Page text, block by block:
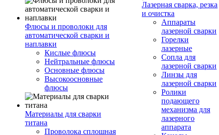
Флюсы и проволоки для
автоматической сварки и
наплавки
Кислые флюсы
Нейтральные флюсы
Основные флюсы
Высокоосновные
флюсы
Материалы для сварки
титана
Проволока сплошная
Лазерная сварка, резка
и очистка
Аппараты
лазерной сварки
Горелки
лазерные
Сопла для
лазерной сварки
Линзы для
лазерной сварки
Ролики
подающего
механизма для
лазерного
аппарата